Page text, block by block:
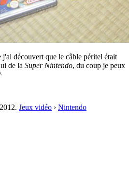
j'ai découvert que le câble péritel était
de la Super Nintendo, du coup je peux
. Jeux vidéo › Nintendo